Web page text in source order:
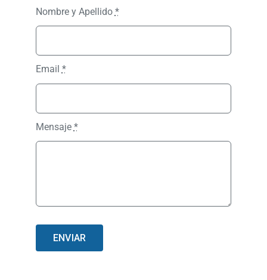
Nombre y Apellido *
Email *
Mensaje *
ENVIAR